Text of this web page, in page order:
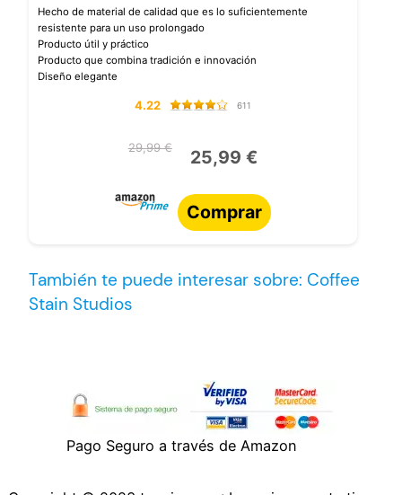
Hecho de material de calidad que es lo suficientemente
resistente para un uso prolongado
Producto útil y práctico
Producto que combina tradición e innovación
Diseño elegante
4.22 611
29,99 € 25,99 €
Comprar
También te puede interesar sobre: Coffee
Stain Studios
Pago Seguro a través de Amazon